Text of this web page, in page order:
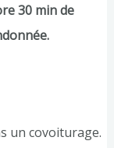
30 min de
un covoiturage.